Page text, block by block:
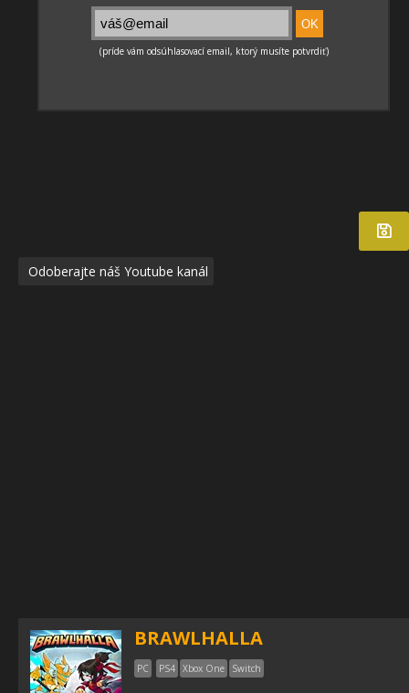
Odoberajte náš Youtube kanál
BRAWLHALLA
PC PS4 Xbox One Switch